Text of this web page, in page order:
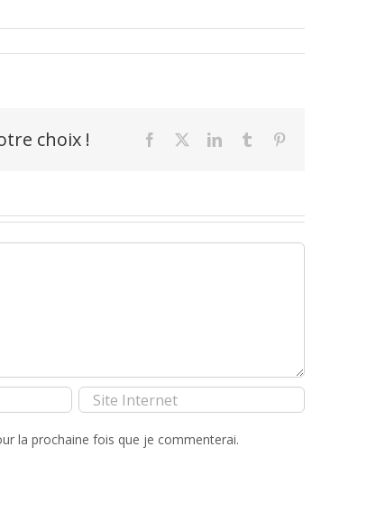
choix ! Facebook LinkedInTumblr
la prochaine fois que je commenterai.